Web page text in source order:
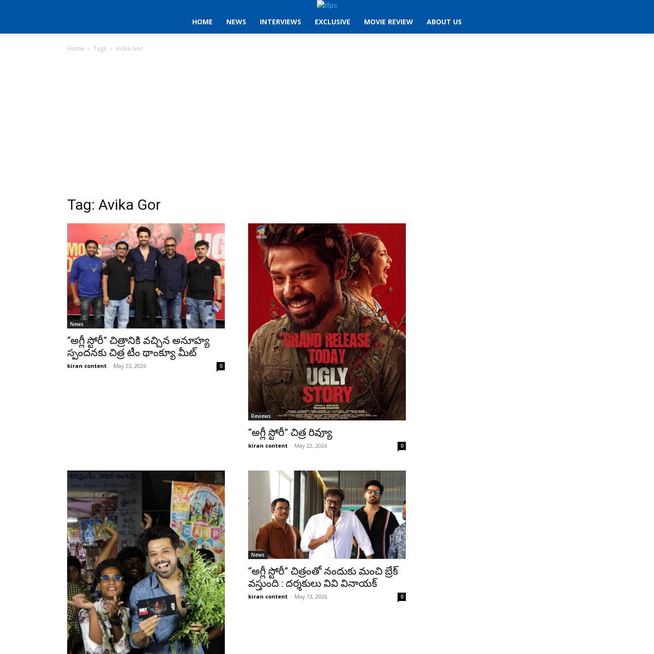
HOME NEWS INTERVIEWS EXCLUSIVE MOVIE REVIEW ABOUT US
Home Tags Avika Gor
Tag: Avika Gor
News
“అగ్లీ స్టోరీ” చిత్రానికి వచ్చిన అనూహ్య
స్పందనకు చిత్ర టీం థాంక్యూ మీట్
kiran content - May 23, 2026 0
Reviews
“అగ్లీ స్టోరీ” చిత్ర రివ్యూ
kiran content - May 22, 2026 0
News
“అగ్లీ స్టోరీ” చిత్రంతో నందుకు మంచి బ్రేక్
వస్తుంది : దర్శకులు వివి వినాయక్
kiran content - May 13, 2026 0